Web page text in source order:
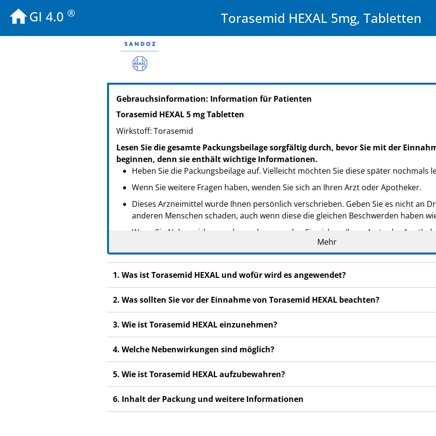
GI 4.0 ® Torasemid HEXAL 5mg, Tabletten
PZN: 04008599
PPN: 110400859948
NTIN: 04150040085997
PPN: 110400865917
NTIN: 04150040086598
PZN: 04008671
PPN: 110400867146
NTIN: 04150040086710
PZN: 19497575
PPN: 111949757592
NTIN: 04150194975755
Gebrauchsinformation: Information für Patienten
Torasemid HEXAL 5 mg Tabletten
Wirkstoff: Torasemid
Lesen Sie die gesamte Packungsbeilage sorgfältig durch, bevor Sie mit der
beginnen, denn sie enthält wichtige Informationen.
Heben Sie die Packungsbeilage auf. Vielleicht möchten Sie diese später nochmals
Wenn Sie weitere Fragen haben, wenden Sie sich an Ihren Arzt oder Apotheker.
Dieses Arzneimittel wurde Ihnen persönlich verschrieben. Geben Sie es nicht an
anderen Menschen schaden, auch wenn diese die gleichen Beschwerden haben
Wenn Sie Nebenwirkungen bemerken, wenden Sie sich an Ihren Arzt oder
Nebenwirkungen, die nicht in dieser Packungsbeilage angegeben sind. Siehe
Mehr
1. Was ist Torasemid HEXAL und wofür wird es angewendet?
2. Was sollten Sie vor der Einnahme von Torasemid HEXAL beachten?
3. Wie ist Torasemid HEXAL einzunehmen?
4. Welche Nebenwirkungen sind möglich?
5. Wie ist Torasemid HEXAL aufzubewahren?
6. Inhalt der Packung und weitere Informationen